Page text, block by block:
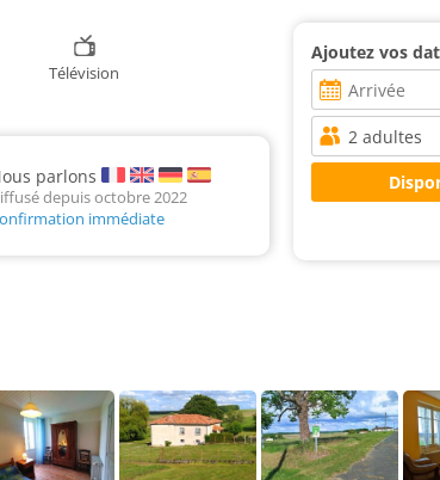
Télévision
Ajoutez vos
parlons
depuis octobre 2022
immédiate